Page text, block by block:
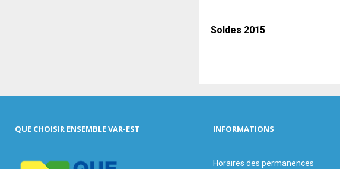
Soldes 2015
QUE CHOISIR ENSEMBLE VAR-EST INFORMATIONS
Horaires des permanences